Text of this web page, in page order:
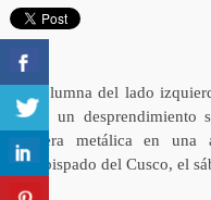
La columna del lado
sufrió un
escalera metálica en
Arzobispado del Cusco, el